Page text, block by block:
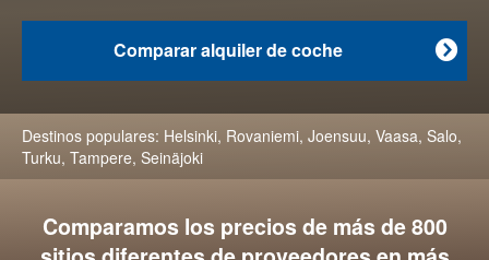

Comparar alquiler de coche
Destinos populares: Helsinki, Rovaniemi, Joensuu, Vaasa, Salo,
Turku, Tampere, Seinäjoki
Comparamos los precios de más de 800